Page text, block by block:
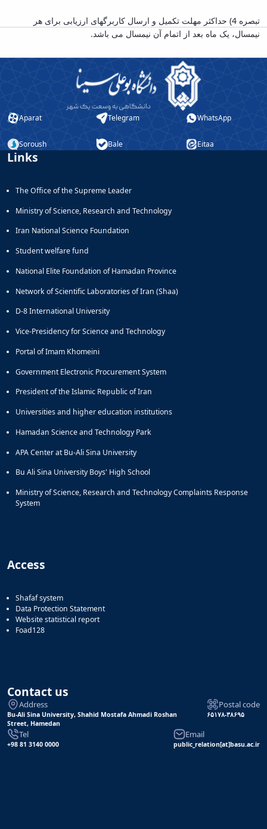
تبصره 4)
حداکثر مهلت تکمیل و ارسال کاربرگهای ارزیابی برای هر
نیمسال، یک ماه بعد از اتمام آن نیمسال می باشد.
Aparat Telegram WhatsApp
Soroush Bale Eitaa
Links
The Office of the Supreme Leader
Ministry of Science, Research and Technology
Iran National Science Foundation
Student welfare fund
National Elite Foundation of Hamadan Province
Network of Scientific Laboratories of Iran (Shaa)
D-8 International University
Vice-Presidency for Science and Technology
Portal of Imam Khomeini
Government Electronic Procurement System
President of the Islamic Republic of Iran
Universities and higher education institutions
Hamadan Science and Technology Park
APA Center at Bu-Ali Sina University
Bu Ali Sina University Boys' High School
Ministry of Science, Research and Technology Complaints Response
System
Access
Shafaf system
Data Protection Statement
Website statistical report
Foad128
Contact us
Address
Bu-Ali Sina University, Shahid Mostafa Ahmadi Roshan
Street, Hamedan
Postal code
۶۵۱۷۸-۳۸۶۹۵
Tel
+98 81 3140 0000
Email
public_relation[at]basu.ac.ir